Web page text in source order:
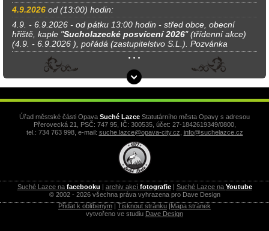
4.9.2026 od (13:00) hodin:
4.9. - 6.9.2026 - od pátku 13:00 hodin - střed obce, obecní
hřiště, kaple "Sucholazecké posvícení 2026" (třídenní akce)
(4.9. - 6.9.2026 ), pořádá (zastupitelstvo S.L.). Pozvánka
Úřad městské části Opava Suché Lazce Statutárního města Opavy s adresou
Přerovecká 21, PSČ: 747 95, IČ: 300535, účet: 27-1842619349/0800,
tel.: 734 763 998, e-mail: suche.lazce@opava-city.cz info@suchelazce.cz
Suché Lazce na facebooku | archiv akcí fotografie| Suché Lazce na Youtube
© 2002 - 2026 všechna práva vyhrazena pro Dave Design
Přidat k oblíbeným | Tisknout stránku |Mapa stránek
vytvořeno ve studiu Dave Design